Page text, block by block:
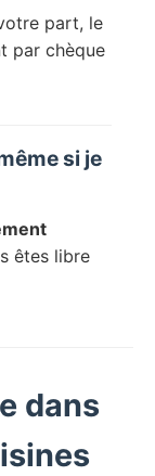
part, le
par chèque
si je
êtes libre
dans